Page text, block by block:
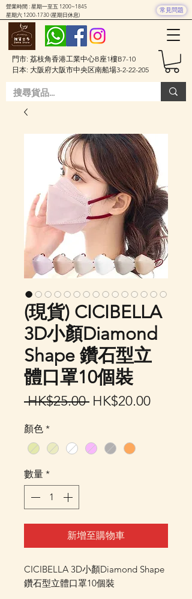
門市: 荔枝角香港工業中心B座1樓B7-10
日本: 大阪府大阪市中央区南船場3-2-22-205
營業時間 : 星期一至五 1200~1845
星期六 1200-1730(星期日休息)
常見問題
(現貨) CICIBELLA
3D小顏Diamond
Shape 鑽石型立
體口罩10個裝
HK$25.00 一
格
HK$20.00促
顏色 *
數量 *
新增至購物車
CICIBELLA 3D小顏Diamond Shape
鑽石型立體口罩10個裝